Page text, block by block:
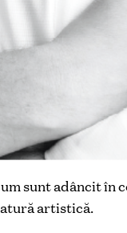
sunt adâncit în
artistică.